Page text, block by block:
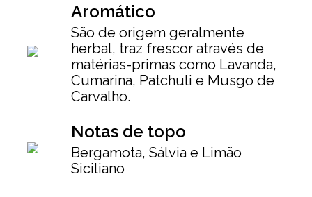
Aromático
São de origem geralmente
herbal, traz frescor através de
matérias-primas como Lavanda,
Cumarina, Patchuli e Musgo de
Carvalho.
Notas de topo
Bergamota, Sálvia e Limão
Siciliano